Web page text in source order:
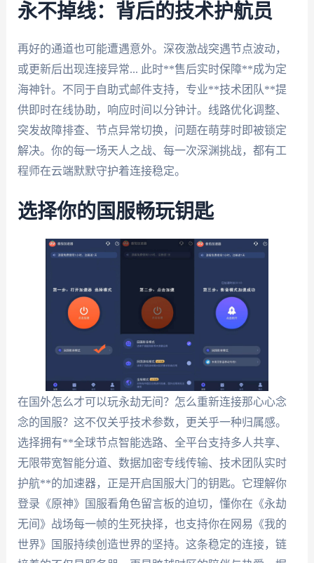
永不掉线：背后的技术护航员
再好的通道也可能遭遇意外。深夜激战突遇节点波动，
或更新后出现连接异常... 此时**售后实时保障**成为定
海神针。不同于自助式邮件支持，专业**技术团队**提
供即时在线协助，响应时间以分钟计。线路优化调整、
突发故障排查、节点异常切换，问题在萌芽时即被锁定
解决。你的每一场天人之战、每一次深渊挑战，都有工
程师在云端默默守护着连接稳定。
选择你的国服畅玩钥匙
在国外怎么才可以玩永劫无间？怎么重新连接那心心念
念的国服？这不仅关乎技术参数，更关乎一种归属感。
选择拥有**全球节点智能选路、全平台支持多人共享、
无限带宽智能分道、数据加密专线传输、技术团队实时
护航**的加速器，正是开启国服大门的钥匙。它理解你
登录《原神》国服看角色留言板的迫切，懂你在《永劫
无间》战场每一帧的生死抉择，也支持你在网易《我的
世界》国服持续创造世界的坚持。这条稳定的连接，链